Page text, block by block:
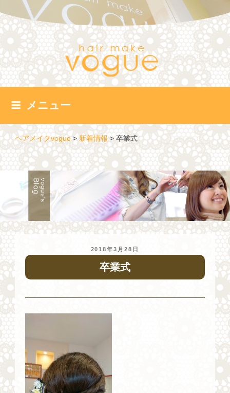
ン
テ
ツ
へ
ス
キ
メニュー
ヘアメイクvogue>新着情報>卒業式
投
日:
2018年3月28日
卒業式